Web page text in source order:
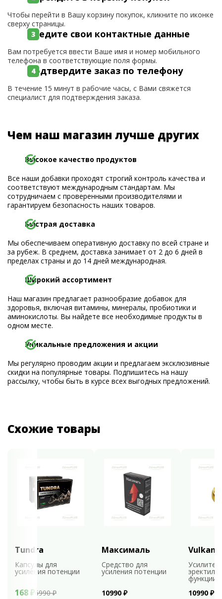
Чтобы перейти в Вашу корзину покупок, кликните по иконке
сверху страницы.
Введите свои контактные данные
Вам потребуется ввести Ваше имя и номер мобильного
телефона в соответствующие поля формы.
Подтвердите заказ по телефону
В течение 15 минут в рабочие часы, с Вами свяжется
специалист для подтверждения заказа.
Чем наш магазин лучше других
Высокое качество продуктов
Все наши добавки проходят строгий контроль качества и
соответствуют международным стандартам. Мы
сотрудничаем с проверенными производителями и
гарантируем безопасность наших товаров.
Быстрая доставка
Мы обеспечиваем оперативную доставку по всей стране и
за рубеж. В среднем, доставка занимает от 2 до 6 дней в
пределах страны и до 14 дней международная.
Широкий ассортимент
Наш магазин предлагает разнообразие добавок для
здоровья, включая витамины, минералы, пробиотики и
аминокислоты. Вы найдете все необходимые продукты в
одном месте.
Уникальные предложения и акции
Мы регулярно проводим акции и предлагаем эксклюзивные
скидки на популярные товары. Подпишитесь на нашу
рассылку, чтобы быть в курсе всех выгодных предложений.
Схожие товары
Tundra
Капсулы для
усиления потенции
168 ₽ 6990 ₽
Максималь
Средство для
усиления потенции
10990 ₽
Vulkan
функции
10990 ₽